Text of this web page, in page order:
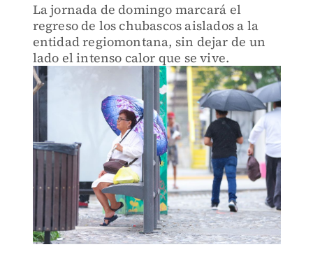
La jornada de domingo marcará el
regreso de los chubascos aislados a la
entidad regiomontana, sin dejar de un
lado el intenso calor que se vive.